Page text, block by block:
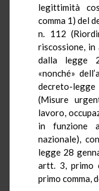
legittimità
comma 1) del
n. 112
riscossione,
dalla legge
«nonché»
decreto-
(Misure
lavoro,
in funzione
nazionale),
legge 28
artt. 3, primo
primo comma,